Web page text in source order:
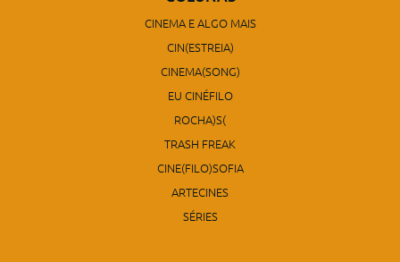
CINEMA E ALGO MAIS
CIN(ESTREIA)
CINEMA(SONG)
EU CINÉFILO
ROCHA)S(
TRASH FREAK
CINE(FILO)SOFIA
ARTECINES
SÉRIES